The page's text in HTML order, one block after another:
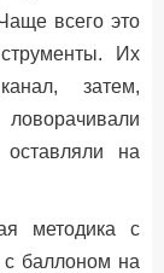
всего это
Их
затем,
на
методика с
с баллоном на